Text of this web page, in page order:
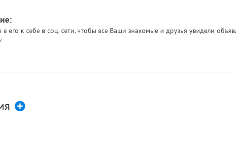
его к себе в соц. сети, чтобы все Ваши знакомые и друзья увидели